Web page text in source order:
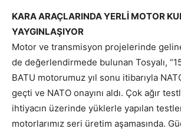
KARA ARAÇLARINDA YERLİ MOTOR
YAYGINLAŞIYOR
Motor ve transmisyon projelerinde
de değerlendirmede bulunan Tosyalı,
BATU motorumuz yıl sonu itibarıyla
geçti ve NATO onayını aldı. Çok ağır
ihtiyacın üzerinde yüklerle yapılan
motorlarımız seri üretim aşamasında.